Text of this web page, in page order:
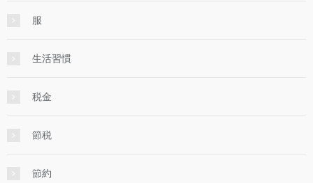
服
生活習慣
税金
節税
節約